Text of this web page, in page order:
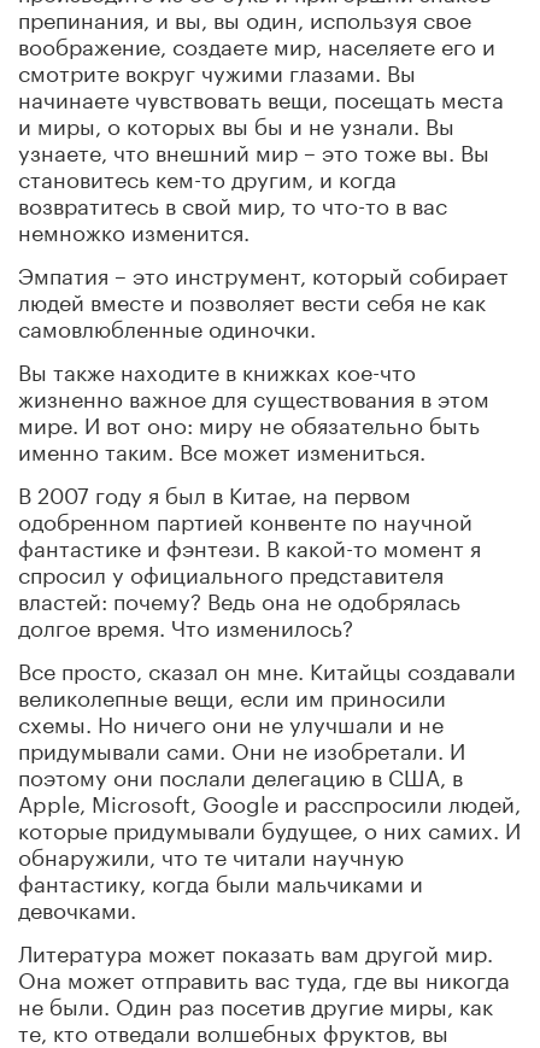
препинания, и вы, вы один, используя свое
воображение, создаете мир, населяете его и
смотрите вокруг чужими глазами. Вы
начинаете чувствовать вещи, посещать места
и миры, о которых вы бы и не узнали. Вы
узнаете, что внешний мир – это тоже вы. Вы
становитесь кем-то другим, и когда
возвратитесь в свой мир, то что-то в вас
немножко изменится.
Эмпатия – это инструмент, который собирает
людей вместе и позволяет вести себя не как
самовлюбленные одиночки.
Вы также находите в книжках кое-что
жизненно важное для существования в этом
мире. И вот оно: миру не обязательно быть
именно таким. Все может измениться.
В 2007 году я был в Китае, на первом
одобренном партией конвенте по научной
фантастике и фэнтези. В какой-то момент я
спросил у официального представителя
властей: почему? Ведь она не одобрялась
долгое время. Что изменилось?
Все просто, сказал он мне. Китайцы создавали
великолепные вещи, если им приносили
схемы. Но ничего они не улучшали и не
придумывали сами. Они не изобретали. И
поэтому они послали делегацию в США, в
Apple, Microsoft, Google и расспросили людей,
которые придумывали будущее, о них самих. И
обнаружили, что те читали научную
фантастику, когда были мальчиками и
девочками.
Литература может показать вам другой мир.
Она может отправить вас туда, где вы никогда
не были. Один раз посетив другие миры, как
те, кто отведали волшебных фруктов, вы